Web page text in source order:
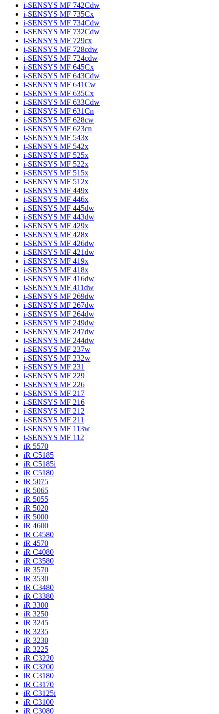
i-SENSYS MF 742Cdw
i-SENSYS MF 735Cx
i-SENSYS MF 734Cdw
i-SENSYS MF 732Cdw
i-SENSYS MF 729cx
i-SENSYS MF 728cdw
i-SENSYS MF 724cdw
i-SENSYS MF 645Cx
i-SENSYS MF 643Cdw
i-SENSYS MF 641Cw
i-SENSYS MF 635Cx
i-SENSYS MF 633Cdw
i-SENSYS MF 631Cn
i-SENSYS MF 628cw
i-SENSYS MF 623cn
i-SENSYS MF 543x
i-SENSYS MF 542x
i-SENSYS MF 525x
i-SENSYS MF 522x
i-SENSYS MF 515x
i-SENSYS MF 512x
i-SENSYS MF 449x
i-SENSYS MF 446x
i-SENSYS MF 445dw
i-SENSYS MF 443dw
i-SENSYS MF 429x
i-SENSYS MF 428x
i-SENSYS MF 426dw
i-SENSYS MF 421dw
i-SENSYS MF 419x
i-SENSYS MF 418x
i-SENSYS MF 416dw
i-SENSYS MF 411dw
i-SENSYS MF 269dw
i-SENSYS MF 267dw
i-SENSYS MF 264dw
i-SENSYS MF 249dw
i-SENSYS MF 247dw
i-SENSYS MF 244dw
i-SENSYS MF 237w
i-SENSYS MF 232w
i-SENSYS MF 231
i-SENSYS MF 229
i-SENSYS MF 226
i-SENSYS MF 217
i-SENSYS MF 216
i-SENSYS MF 212
i-SENSYS MF 211
i-SENSYS MF 113w
i-SENSYS MF 112
iR 5570
iR C5185
iR C5185i
iR C5180
iR 5075
iR 5065
iR 5055
iR 5020
iR 5000
iR 4600
iR C4580
iR 4570
iR C4080
iR C3580
iR 3570
iR 3530
iR C3480
iR C3380
iR 3300
iR 3250
iR 3245
iR 3235
iR 3230
iR 3225
iR C3220
iR C3200
iR C3180
iR C3170
iR C3125i
iR C3100
iR C3080